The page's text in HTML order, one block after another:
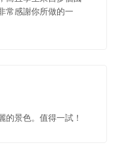
常感謝你所做的一
的景色。值得一試！